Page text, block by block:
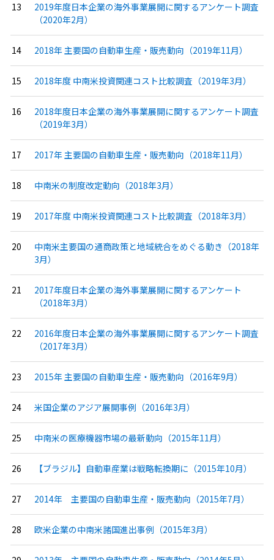
2019年度日本企業の海外事業展開に関するアンケート調査
（2020年2月）
2018年 主要国の自動車生産・販売動向（2019年11月）
2018年度 中南米投資関連コスト比較調査（2019年3月）
2018年度日本企業の海外事業展開に関するアンケート調査
（2019年3月）
2017年 主要国の自動車生産・販売動向（2018年11月）
中南米の制度改定動向（2018年3月）
2017年度 中南米投資関連コスト比較調査（2018年3月）
中南米主要国の通商政策と地域統合をめぐる動き（2018年
3月）
2017年度日本企業の海外事業展開に関するアンケート
（2018年3月）
2016年度日本企業の海外事業展開に関するアンケート調査
（2017年3月）
2015年 主要国の自動車生産・販売動向（2016年9月）
米国企業のアジア展開事例（2016年3月）
中南米の医療機器市場の最新動向（2015年11月）
【ブラジル】自動車産業は戦略転換期に（2015年10月）
2014年 主要国の自動車生産・販売動向（2015年7月）
欧米企業の中南米諸国進出事例（2015年3月）